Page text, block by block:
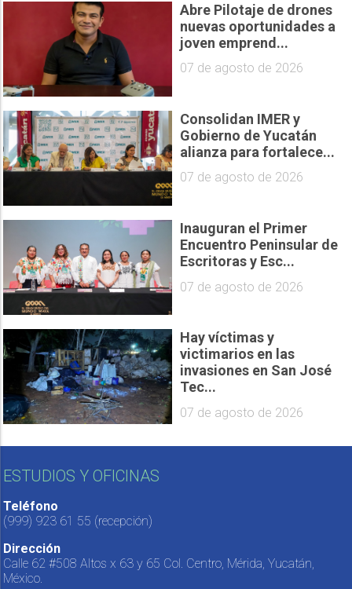
Abre Pilotaje de drones
nuevas oportunidades a
joven emprend...
07 de agosto de 2026
Consolidan IMER y
Gobierno de Yucatán
alianza para fortalece...
07 de agosto de 2026
Inauguran el Primer
Encuentro Peninsular de
Escritoras y Esc...
07 de agosto de 2026
Hay víctimas y
victimarios en las
invasiones en San José
Tec...
07 de agosto de 2026
ESTUDIOS Y OFICINAS
Teléfono
(999) 923 61 55 (recepción)
Dirección
Calle 62 #508 Altos x 63 y 65 Col. Centro, Mérida, Yucatán,
México.